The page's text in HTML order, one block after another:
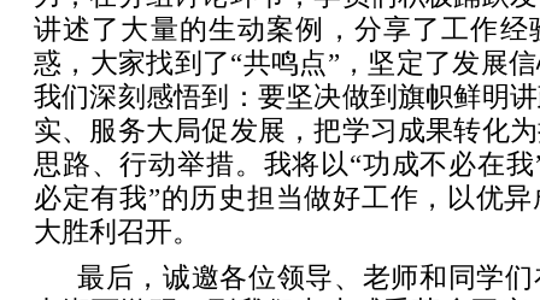
讲述了大量的生动案例，分享了工作经
惑，大家找到了“共鸣点”，坚定了发展
我们深刻感悟到：要坚决做到旗帜鲜明
实、服务大局促发展，把学习成果转化
思路、行动举措。我将以“功成不必在
必定有我”的历史担当做好工作，以优
大胜利召开。
最后，诚邀各位领导、老师和同学